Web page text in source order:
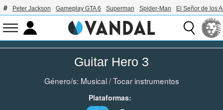
Peter Jackson Gameplay GTA 6 Superman Spider-Man El Señor de los
Guitar Hero 3
Género/s: Musical/Tocar instrumentos
Plataformas: